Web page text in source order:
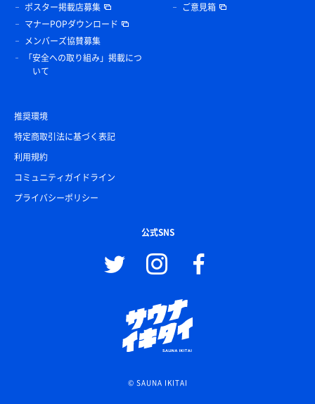
ポスター掲載店募集
マナーPOPダウンロード
メンバーズ協賛募集
「安全への取り組み」掲載につ
いて
ご意見箱
推奨環境
特定商取引法に基づく表記
利用規約
コミュニティガイドライン
プライバシーポリシー
公式SNS
© SAUNA IKITAI